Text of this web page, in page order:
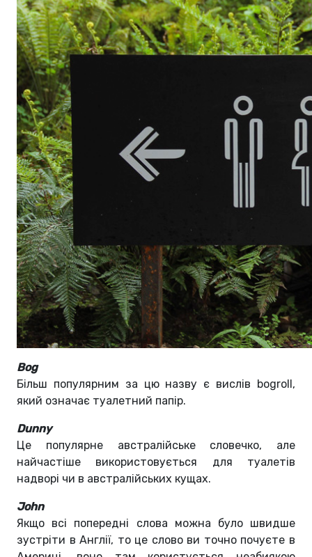
Bog
Більш популярним за цю назву є вислів bogroll,
який означає туалетний папір.
Dunny
Це популярне австралійське словечко, але
найчастіше використовується для туалетів
надворі чи в австралійських кущах.
John
Якщо всі попередні слова можна було швидше
зустріти в Англії, то це слово ви точно почуєте в